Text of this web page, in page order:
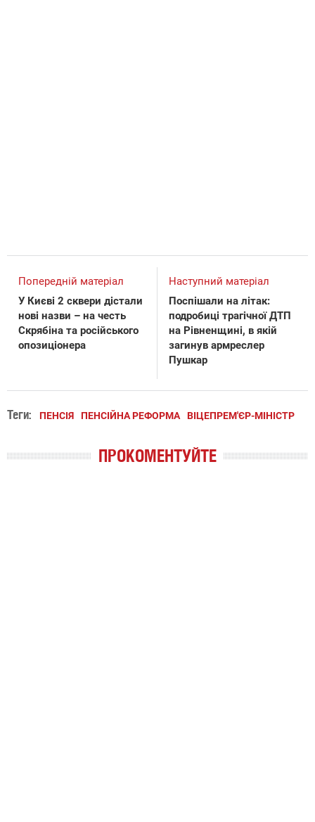
Попередній матеріал
У Києві 2 сквери дістали
нові назви – на честь
Скрябіна та російського
опозиціонера
Наступний матеріал
Поспішали на літак:
подробиці трагічної ДТП
на Рівненщині, в якій
загинув армреслер
Пушкар
Теги: ПЕНСІЯ ПЕНСІЙНА РЕФОРМА ВІЦЕПРЕМ'ЄР-МІНІСТР
ПРОКОМЕНТУЙТЕ